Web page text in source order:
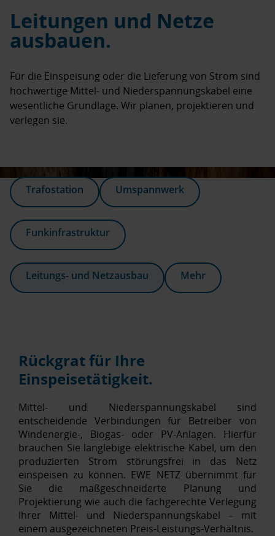
Leitungen und Netze
ausbauen.
Für die Einspeisung oder die Lieferung von Strom sind
hochwertige Mittel- und Niederspannungskabel eine
wesentliche Grundlage. Wir planen, projektieren und
verlegen sie.
Trafostation Umspannwerk
Funkinfrastruktur
Leitungs- und Netzausbau Mehr
Rückgrat für Ihre
Einspeisetätigkeit.
Mittel- und Niederspannungskabel sind
entscheidende Verbindungen für Betreiber von
Windenergie-, Biogas- oder PV-Anlagen. Hierfür
brauchen Sie langlebige elektrische Kabel, um den
produzierten Strom störungsfrei in das Netz
einspeisen zu können. EWE NETZ übernimmt für
Sie die maßgeschneiderte Planung und
Projektierung wie auch die fachgerechte Verlegung
Ihrer Mittel- und Niederspannungskabel – mit
einem ausgezeichneten Preis-Leistungs-Verhältnis.